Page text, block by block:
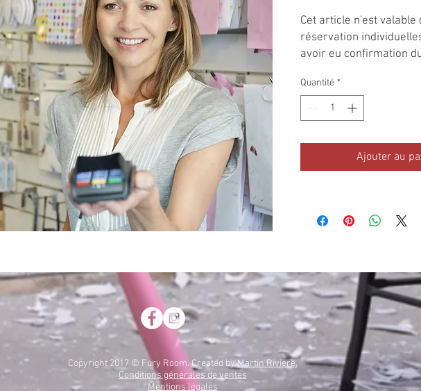
Cet article n'est valable
réservation
avoir eu confirmation
Quantité *
Ajouter au
Copyright 2017 © Fury Room. Created byMartin Riviere.
Conditions générales de ventes
Mentions légales